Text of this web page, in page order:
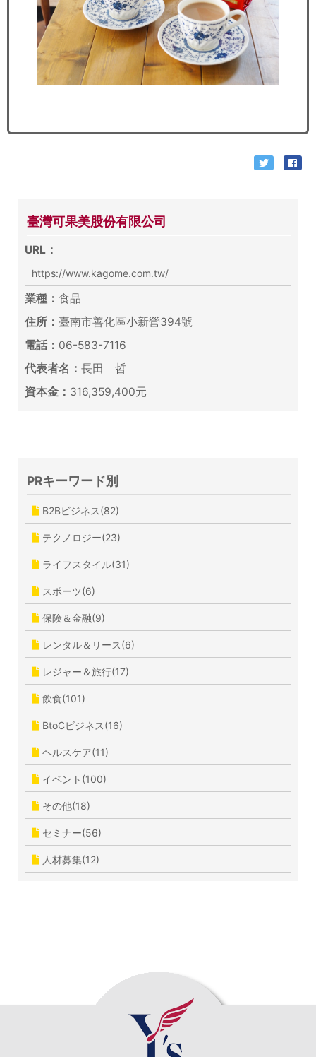
臺灣可果美股份有限公司
URL：
https://www.kagome.com.tw/
業種： 食品
住所： 臺南市善化區小新營394號
電話： 06-583-7116
代表者名： 長田 哲
資本金： 316,359,400元
PRキーワード別
B2Bビジネス(82)
テクノロジー(23)
ライフスタイル(31)
スポーツ(6)
保険＆金融(9)
レンタル＆リース(6)
レジャー＆旅行(17)
飲食(101)
BtoCビジネス(16)
ヘルスケア(11)
イベント(100)
その他(18)
セミナー(56)
人材募集(12)